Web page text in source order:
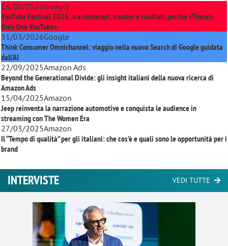
16/06/2026Google
YouTube Festival 2026: tra contenuti, creator e risultati, perché «There’s
Only One YouTube»
31/03/2026Google
Think Consumer Omnichannel: viaggio nella nuova Search di Google guidata
dall'AI
22/09/2025Amazon Ads
Beyond the Generational Divide: gli insight italiani della nuova ricerca di
Amazon Ads
15/04/2025Amazon
Jeep reinventa la narrazione automotive e conquista le audience in
streaming conThe Women Era
27/03/2025Amazon
Il “Tempo di qualità” per gli italiani: che cos’è e quali sono le opportunità per i
brand
INTERVISTE VEDI TUTTE